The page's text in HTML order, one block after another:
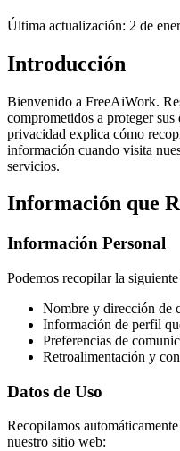
Última actualización: 2 de
Introducción
Bienvenido a FreeAiWork.
comprometidos a proteger
privacidad explica cómo
información cuando visita
servicios.
Información que
Información Personal
Podemos recopilar la
Nombre y dirección de
Información de perfil
Preferencias de
Retroalimentación y
Datos de Uso
Recopilamos
nuestro sitio web: